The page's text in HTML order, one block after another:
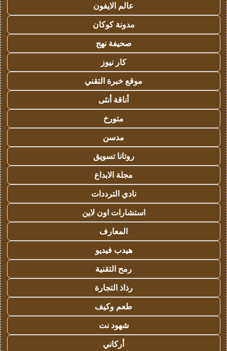
عالم الايفون
مدونة كوكان
صحيفة نهج
كار نيوز
موقع خبرة التقني
أناقة أنثى
متورخ
مدسن
روتانا تسويق
مجلة الابداع
نادي الترددات
استشارات اون لاين
المعارف
هيدب فيديو
رمح التقنية
رذاذ التجارة
طعم وكيف
شهود نت
أركاني